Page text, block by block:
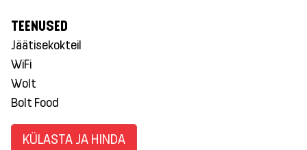
TEENUSED
Jäätisekokteil
WiFi
Wolt
Bolt Food
KÜLASTA JA HINDA